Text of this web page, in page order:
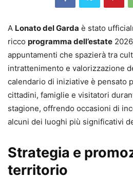
A Lonato del Garda è stato
ricco programma dell’estate
appuntamenti che spazierà tra
intrattenimento e valorizzazione
calendario di iniziative è pensato
cittadini, famiglie e visitatori
stagione, offrendo occasioni di
alcuni dei luoghi più significativi
Strategia e
territorio